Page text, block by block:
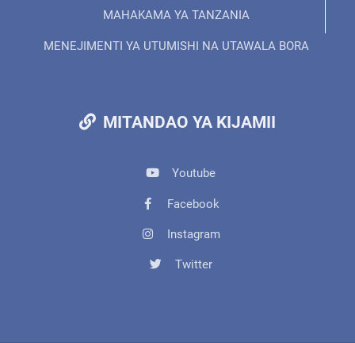
MAHAKAMA YA TANZANIA
MENEJIMENTI YA UTUMISHI NA UTAWALA BORA
MITANDAO YA KIJAMII
Youtube
Facebook
Instagram
Twitter